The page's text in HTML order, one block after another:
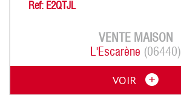
Ref: E2QTJL
VENTE MAISON
L'Escarène (06440)
VOIR